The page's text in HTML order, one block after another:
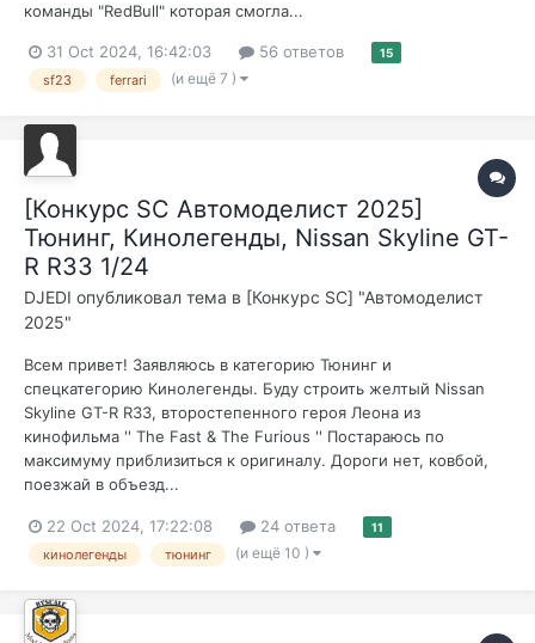
команды "RedBull" которая смогла...
31 Oct 2024, 16:42:03 56 ответов 15
sf23 ferrari (и ещё 7 )
[Конкурс SC Автомоделист 2025]
Тюнинг, Кинолегенды, Nissan Skyline GT-
R R33 1/24
DJEDI опубликовал тема в [Конкурс SC] "Автомоделист
2025"
Всем привет! Заявляюсь в категорию Тюнинг и
спецкатегорию Кинолегенды. Буду строить желтый Nissan
Skyline GT-R R33, второстепенного героя Леона из
кинофильма '' The Fast & The Furious '' Постараюсь по
максимуму приблизиться к оригиналу. Дороги нет, ковбой,
поезжай в объезд...
22 Oct 2024, 17:22:08 24 ответа 11
кинолегенды тюнинг (и ещё 10 )